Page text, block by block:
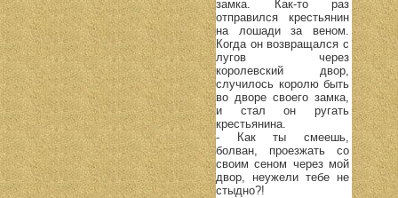
замка. Как-то раз
отправился крестьянин
на лошади за веном.
Когда он возвращался с
лугов через
королевский двор,
случилось королю быть
во дворе своего замка,
и стал он ругать
крестьянина.
- Как ты смеешь,
болван, проезжать со
своим сеном через мой
двор, неужели тебе не
стыдно?!